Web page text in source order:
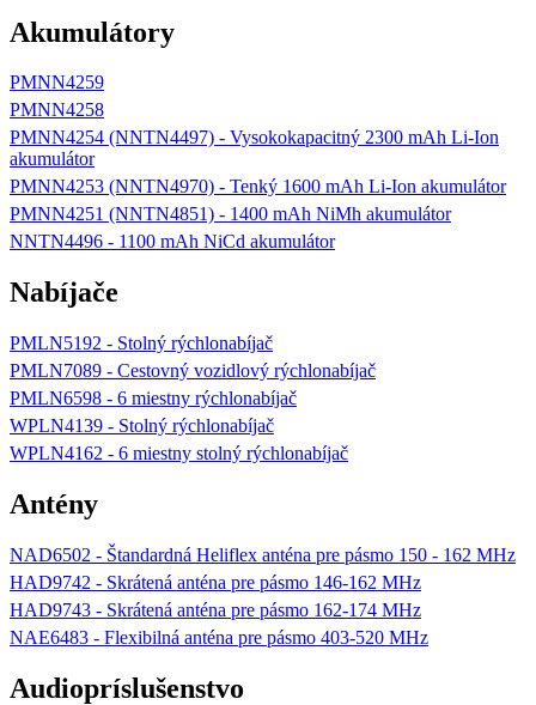
Akumulátory
PMNN4259
PMNN4258
PMNN4254 (NNTN4497) - Vysokokapacitný 2300 mAh Li-Ion
akumulátor
PMNN4253 (NNTN4970) - Tenký 1600 mAh Li-Ion akumulátor
PMNN4251 (NNTN4851) - 1400 mAh NiMh akumulátor
NNTN4496 - 1100 mAh NiCd akumulátor
Nabíjače
PMLN5192 - Stolný rýchlonabíjač
PMLN7089 - Cestovný vozidlový rýchlonabíjač
PMLN6598 - 6 miestny rýchlonabíjač
WPLN4139 - Stolný rýchlonabíjač
WPLN4162 - 6 miestny stolný rýchlonabíjač
Antény
NAD6502 - Štandardná Heliflex anténa pre pásmo 150 - 162 MHz
HAD9742 - Skrátená anténa pre pásmo 146-162 MHz
HAD9743 - Skrátená anténa pre pásmo 162-174 MHz
NAE6483 - Flexibilná anténa pre pásmo 403-520 MHz
Audiopríslušenstvo